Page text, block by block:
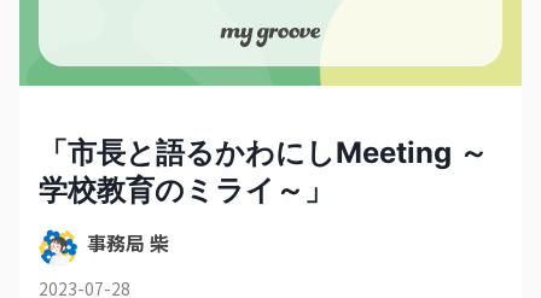
「市長と語るかわにしMeeting ～
学校教育のミライ～」
事務局 柴
2023-07-28